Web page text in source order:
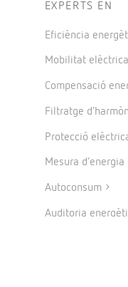
EXPERTS EN
Eficiència
Mobilitat elèctrica
Compensació
Filtratge
Protecció
Mesura d’energia
Autoconsum
Auditoria